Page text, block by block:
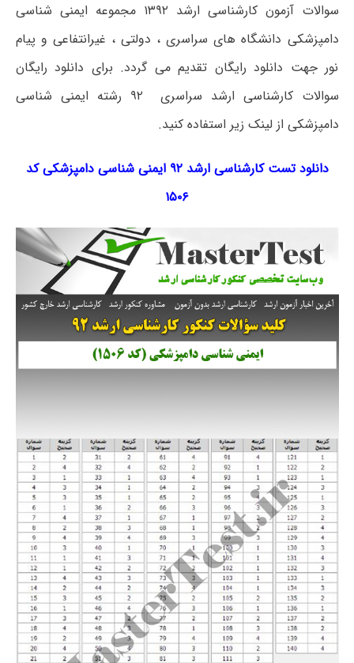
سوالات آزمون کارشناسی ارشد ۱۳۹۲ مجموعه ایمنی شناسی
دامپزشکی دانشگاه های سراسری ، دولتی ، غیرانتفاعی و پیام
نور جهت دانلود رایگان تقدیم می گردد. برای دانلود رایگان
سوالات کارشناسی ارشد سراسری ۹۲ رشته ایمنی شناسی
دامپزشکی از لینک زیر استفاده کنید.
دانلود تست کارشناسی ارشد ۹۲ ایمنی شناسی دامپزشکی کد
۱۵۰۶